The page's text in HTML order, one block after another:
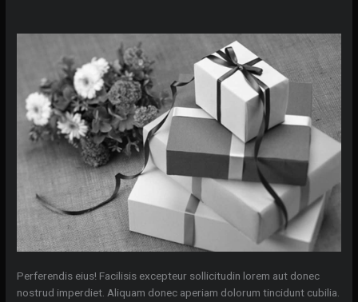
Perferendis eius! Facilisis excepteur sollicitudin lorem aut donec
nostrud imperdiet. Aliquam donec aperiam dolorum tincidunt cubilia.